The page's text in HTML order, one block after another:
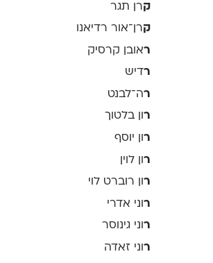
קרן תגר
קרן־אור רדיאנו
ראובן קרסיק
רדיש
רה־לבנט
רון בלטוך
ר ון יוסף
ר ון לוין
רון רוברט לוי
ר וני אדרי
רוני גינוסר
ר וני זאדה